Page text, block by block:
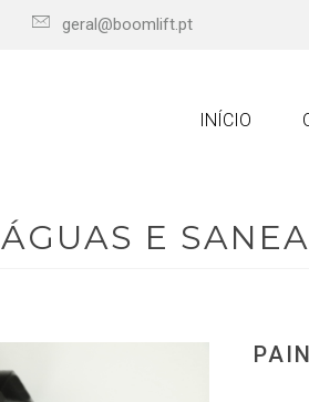
geral@boomlift.pt
INÍCIO
ÁGUAS E